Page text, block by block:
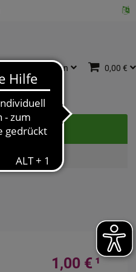
Anmelden 0,00 €
1,00 € ¹